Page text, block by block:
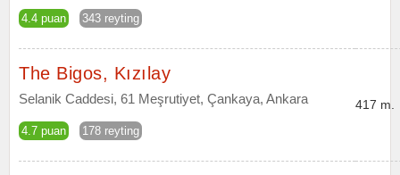
4.4 puan 343 reyting
The Bigos, Kızılay
Selanik Caddesi, 61 Meşrutiyet, Çankaya, Ankara
4.7 puan 178 reyting
417 m.